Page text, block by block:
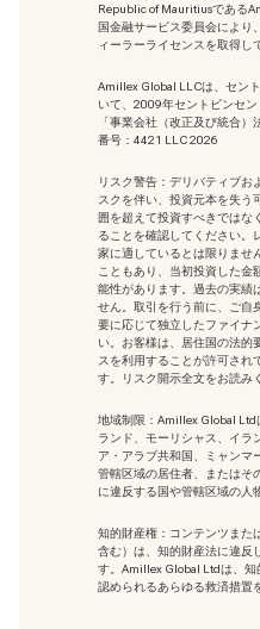
Republic of Mauritiusである
国金融サービス委員会によ
ィーラーライセンスを取得し
Amillex Global LLCは、セン
いて、2009年セントビンセ
「事業会社（改正及び統合
番号：4421 LLC 2026
リスク警告：デリバティブお
スクを伴い、投資元本を失う
囲を超えて投資すべきではな
ることを確認してください。
家に適しているとは限りませ
こともあり、当初投資した金
能性があります。過去の実績
せん。取引を行う前に、ご自
要に応じて独立したファイナ
い。お客様は、居住国の法的
スを利用することが許可され
す。リスク開示全文をお読み
地域制限：Amillex Global Ltd
ランド、モーリシャス、イラ
ア・アラブ共和国、ミャンマ
管轄区域の居住者、またはそ
に違反する国や管轄区域の人
知的財産権：コンテンツまた
含む）は、知的財産法に違反
す。Amillex Global Ltdは、知
認められるあらゆる救済措置